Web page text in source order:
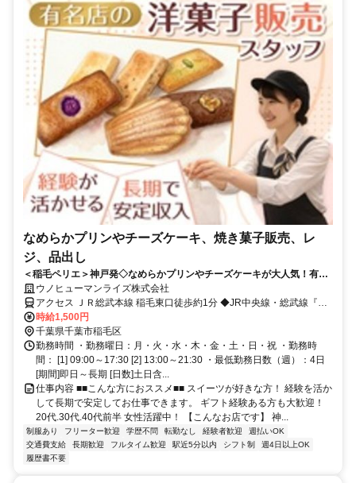
なめらかプリンやチーズケーキ、焼き菓子販売、レ
ジ、品出し
＜稲毛ペリエ＞神戸発◇なめらかプリンやチーズケーキが大人気！有名
店で洋菓子販売◇1500円◇実働時間内に着替え時間あり
ウノヒューマンライズ株式会社
アクセス ＪＲ総武本線 稲毛東口徒歩約1分 ◆JR中央線・総武線『稲
毛駅』徒歩3分
時給1,500円
千葉県千葉市稲毛区
勤務時間 ・勤務曜日：月・火・水・木・金・土・日・祝 ・勤務時
間： [1] 09:00～17:30 [2] 13:00～21:30 ・最低勤務日数（週）：4日
[期間]即日～長期 [日数]土日含...
仕事内容 ■■こんな方におススメ■■ スイーツが好きな方！ 経験を活か
して長期で安定してお仕事できます。 ギフト経験ある方も大歓迎！
20代.30代.40代前半 女性活躍中！ 【こんなお店です】 神...
制服あり フリーター歓迎 学歴不問 転勤なし 経験者歓迎
週払いOK
交通費支給
長期歓迎 フルタイム歓迎 駅近5分以内 シフト制
週4日以上OK
履歴書不要